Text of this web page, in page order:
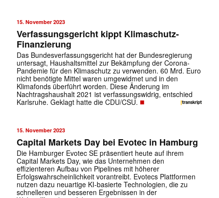
15. November 2023
Verfassungsgericht kippt Klimaschutz-
Finanzierung
Das Bundesverfassungsgericht hat der Bundesregierung
untersagt, Haushaltsmittel zur Bekämpfung der Corona-
Pandemie für den Klimaschutz zu verwenden. 60 Mrd. Euro
nicht benötigte Mittel waren umgewidmet und in den
Klimafonds überführt worden. Diese Änderung im
Nachtragshaushalt 2021 ist verfassungswidrig, entschied
Karlsruhe. Geklagt hatte die CDU/CSU. ■
15. November 2023
Capital Markets Day bei Evotec in Hamburg
Die Hamburger Evotec SE präsentiert heute auf ihrem
Capital Markets Day, wie das Unternehmen den
effizienteren Aufbau von Pipelines mit höherer
Erfolgswahrscheinlichkeit vorantreibt. Evotecs Plattformen
nutzen dazu neuartige KI-basierte Technologien, die zu
schnelleren und besseren Ergebnissen in der